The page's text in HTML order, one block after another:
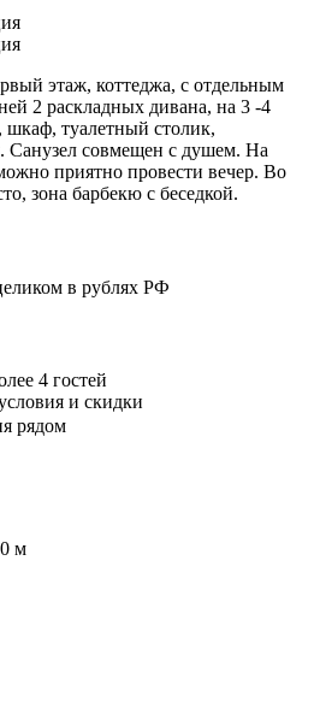
этаж, коттеджа, с отдельным
2 раскладных дивана, на 3 -4
шкаф, туалетный столик,
Санузел совмещен с душем. На
приятно провести вечер. Во
зона барбекю с беседкой.
в рублях РФ
4 гостей
и скидки
рядом
м